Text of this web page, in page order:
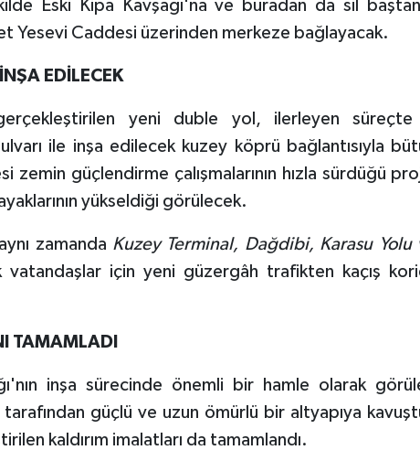
Eski Kipa Kavşağı'na ve buradan da sil
Yesevi Caddesi üzerinden merkeze bağlayacak.
EDİLECEK
gerçekleştirilen yeni duble yol, ilerleyen
ile inşa edilecek kuzey köprü bağlantısıyla
zemin güçlendirme çalışmalarının hızla sürdüğü
yükseldiği görülecek.
zamanda Kuzey Terminal, Dağdibi, Karasu Yolu
vatandaşlar için yeni güzergâh trafikten kaçış
TAMAMLADI
inşa sürecinde önemli bir hamle olarak
tarafından güçlü ve uzun ömürlü bir altyapıya
kaldırım imalatları da tamamlandı.